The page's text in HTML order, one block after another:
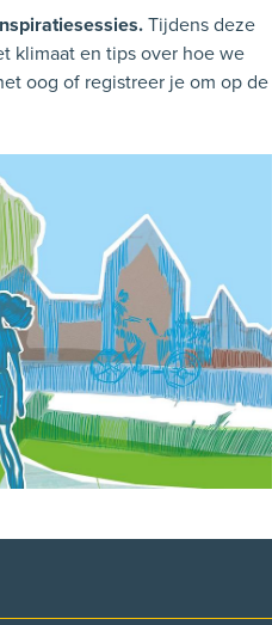
Tijdens deze
klimaat en tips over hoe we
oog of registreer je om op de